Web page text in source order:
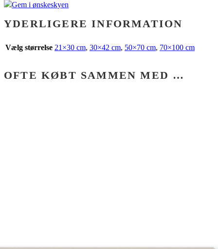
Gem i ønskeskyen
YDERLIGERE INFORMATION
Vælg størrelse 21×30 cm, 30×42 cm, 50×70 cm, 70×100 cm
OFTE KØBT SAMMEN MED …